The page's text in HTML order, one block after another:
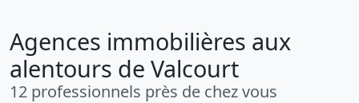
Agences immobilières aux
alentours de Valcourt
12 professionnels près de chez vous